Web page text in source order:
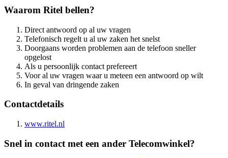
Waarom Ritel bellen?
Direct antwoord op al uw vragen
Telefonisch regelt u al uw zaken het snelst
Doorgaans worden problemen aan de telefoon sneller
opgelost
Als u persoonlijk contact prefereert
Voor al uw vragen waar u meteen een antwoord op wilt
In geval van dringende zaken
Contactdetails
www.ritel.nl
Snel in contact met een ander Telecomwinkel?